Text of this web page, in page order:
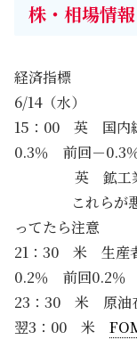
株・相場情報
経済指標
6/14（水）
15：00 英 国内
0.3％ 前回－0.3
英 鉱工業生
これらが悪け
ってたら注意
21：30 米 生産
0.2％ 前回0.2％
23：30 米 原油
翌3：00 米